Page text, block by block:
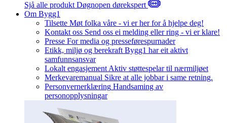
Sjå alle produkt Døgnopen dørekspert
Om Bygg1
Tilsette Møt folka våre - vi er her for å hjelpe deg!
Kontakt oss Send oss ei melding eller ring - vi er klare!
Presse For media og presseførespurnader
Etikk, miljø og berekraft Bygg1 har eit aktivt
samfunnsansvar
Lokalt engasjement Aktiv støttespelar til nærmiljøet
Merkevaremanual Sikre at alle jobbar i same retning.
Personvernerklæring Handsaming av
personopplysningar